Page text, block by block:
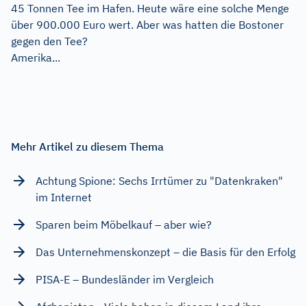
45 Tonnen Tee im Hafen. Heute wäre eine solche Menge
über 900.000 Euro wert. Aber was hatten die Bostoner
gegen den Tee?
Amerika...
Mehr Artikel zu diesem Thema
Achtung Spione: Sechs Irrtümer zu "Datenkraken"
im Internet
Sparen beim Möbelkauf – aber wie?
Das Unternehmenskonzept – die Basis für den Erfolg
PISA-E – Bundesländer im Vergleich